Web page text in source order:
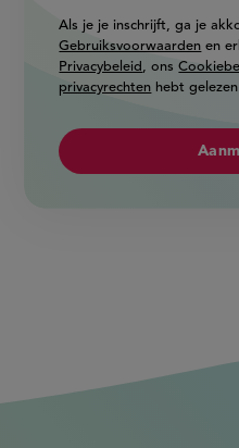
Als je je inschrijft, ga je
Gebruiksvoorwaarden en
Privacybeleid , ons
privacyrechten hebt